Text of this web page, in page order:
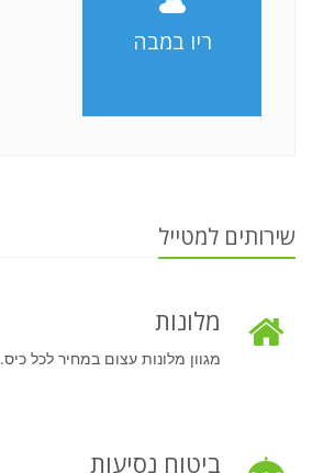
ריו במבה
שירותים למטייל
מלונות
מגוון מלונות עצום במחיר לכל כיס.
ביטוח נסיעות